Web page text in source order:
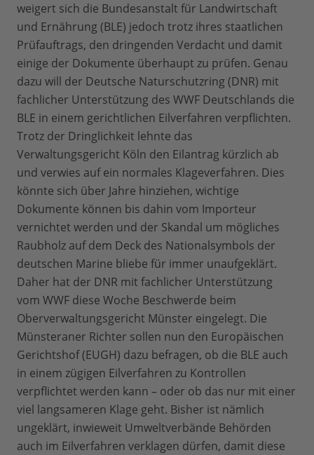
weigert sich die Bundesanstalt für Landwirtschaft
und Ernährung (BLE) jedoch trotz ihres staatlichen
Prüfauftrags, den dringenden Verdacht und damit
einige der Dokumente überhaupt zu prüfen. Genau
dazu will der Deutsche Naturschutzring (DNR) mit
fachlicher Unterstützung des WWF Deutschlands die
BLE in einem gerichtlichen Eilverfahren verpflichten.
Trotz der Dringlichkeit lehnte das
Verwaltungsgericht Köln den Eilantrag kürzlich ab
und verwies auf ein normales Klageverfahren. Dies
könnte sich über Jahre hinziehen, wichtige
Dokumente können bis dahin vom Importeur
vernichtet werden und der Skandal um mögliches
Raubholz auf dem Deck des Nationalsymbols der
deutschen Marine bliebe für immer unaufgeklärt.
Daher hat der DNR mit fachlicher Unterstützung
vom WWF diese Woche Beschwerde beim
Oberverwaltungsgericht Münster eingelegt. Die
Münsteraner Richter sollen nun den Europäischen
Gerichtshof (EUGH) dazu befragen, ob die BLE auch
in einem zügigen Eilverfahren zu Kontrollen
verpflichtet werden kann – oder ob das nur mit einer
viel langsameren Klage geht. Bisher ist nämlich
ungeklärt, inwieweit Umweltverbände Behörden
auch im Eilverfahren verklagen dürfen, damit diese